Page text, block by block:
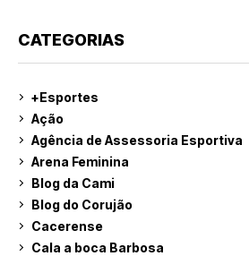
CATEGORIAS
+Esportes
Ação
Agência de Assessoria Esportiva
Arena Feminina
Blog da Cami
Blog do Corujão
Cacerense
Cala a boca Barbosa